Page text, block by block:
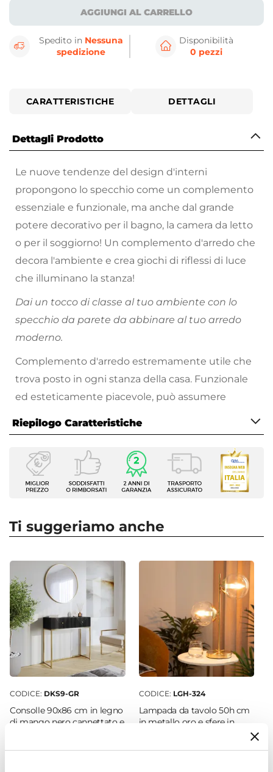
AGGIUNGI AL CARRELLO
Spedito in Nessuna
spedizione
Disponibilità
0 pezzi
CARATTERISTICHE DETTAGLI
Dettagli Prodotto
Le nuove tendenze del design d'interni
propongono lo specchio come un complemento
essenziale e funzionale, ma anche dal grande
potere decorativo per il bagno, la camera da letto
o per il soggiorno! Un complemento d'arredo che
decora l'ambiente e crea giochi di riflessi di luce
che illuminano la stanza!
Dai un tocco di classe al tuo ambiente con lo
specchio da parete da abbinare al tuo arredo
moderno.
Complemento d'arredo estremamente utile che
trova posto in ogni stanza della casa. Funzionale
ed esteticamente piacevole, può assumere
spazi più ariosi e spaziosi alla vista.
Riepilogo Caratteristiche
Caratteristiche
Tipologia
Specchio con cornice
Larghezza
Altezza
61 cm
Profondità
3,5 cm
Materiale
Metallo
Colore Cornice
Ti suggeriamo anche
CODICE: DKS9-GR
Consolle 90x86 cm in legno
di mango nero cannettato e
CODICE: LGH-324
Lampada da tavolo 50h cm
in metallo oro e sfere in